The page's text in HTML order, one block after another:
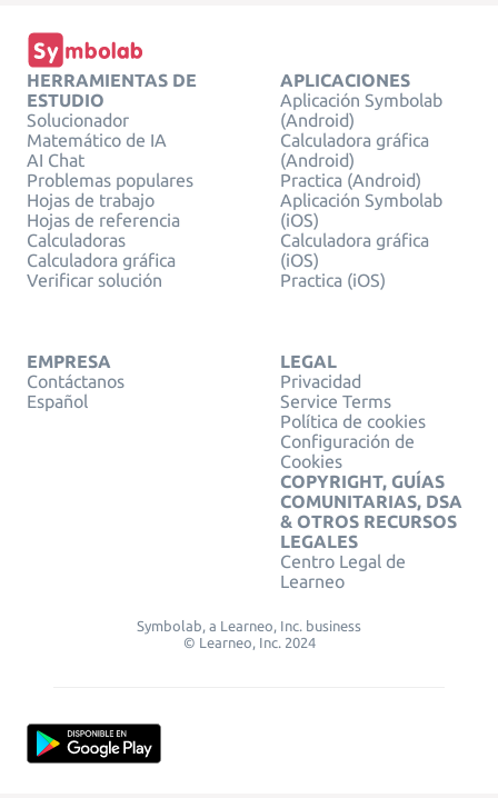
HERRAMIENTAS DE
ESTUDIO
Solucionador
Matemático de IA
AI Chat
Problemas populares
Hojas de trabajo
Hojas de referencia
Calculadoras
Calculadora gráfica
Verificar solución
APLICACIONES
Aplicación Symbolab
(Android)
Calculadora gráfica
(Android)
Practica (Android)
Aplicación Symbolab
(iOS)
Calculadora gráfica
(iOS)
Practica (iOS)
EMPRESA
Contáctanos
Español
LEGAL
Privacidad
Service Terms
Política de cookies
Configuración de
Cookies
COPYRIGHT, GUÍAS
COMUNITARIAS, DSA
& OTROS RECURSOS
LEGALES
Centro Legal de
Learneo
Symbolab, a Learneo, Inc. business
© Learneo, Inc. 2024